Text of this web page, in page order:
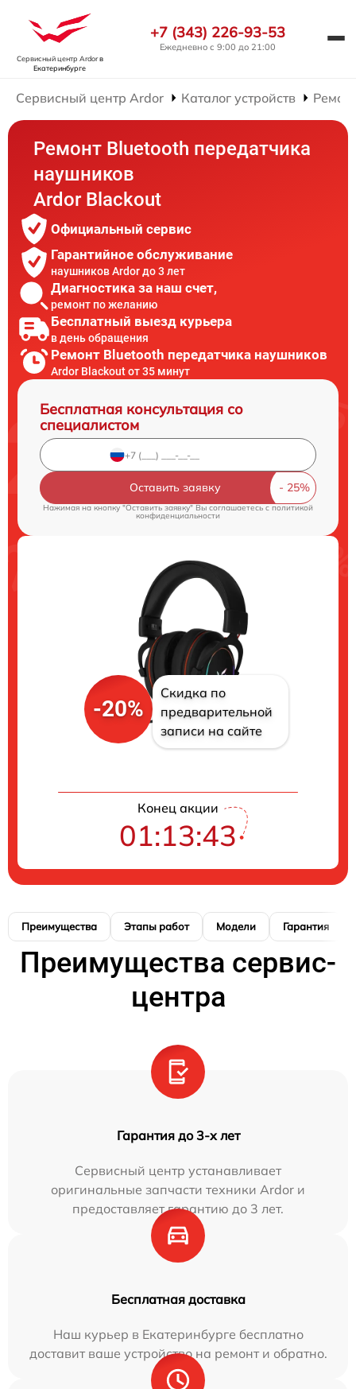
Сервисный центр Ardorв
Екатеринбурге
+7 (343) 226-93-53
Ежедневно с 9:00 до 21:00
Сервисный центр Ardor Каталог устройств
Ремонт Bluetooth передатчика
наушников
Ardor Blackout
Официальный сервис
Гарантийное обслуживание
наушников Ardor до 3 лет
Диагностика за наш счет,
ремонт по желанию
Бесплатный выезд курьера
в день обращения
Ремонт Bluetooth передатчика наушников
Ardor Blackout от 35 минут
Бесплатная консультация со
специалистом
Оставить заявку
Нажимая на кнопку "Оставить заявку" Вы соглашаетесь cполитикой
конфиденциальности
-20%
Скидка по
предварительной
записи на сайте
Конец акции
01:13:42
Преимущества Этапы работ Модели Гарантия
Преимущества сервис-
центра
Гарантия до 3-х лет
Сервисный центр устанавливает
оригинальные запчасти техники Ardor и
предоставляет гарантию до 3 лет.
Бесплатная доставка
Наш курьер в Екатеринбурге бесплатно
доставит ваше устройство на ремонт и обратно.